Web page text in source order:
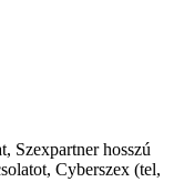
Szexpartner hosszú
Cyberszex (tel,